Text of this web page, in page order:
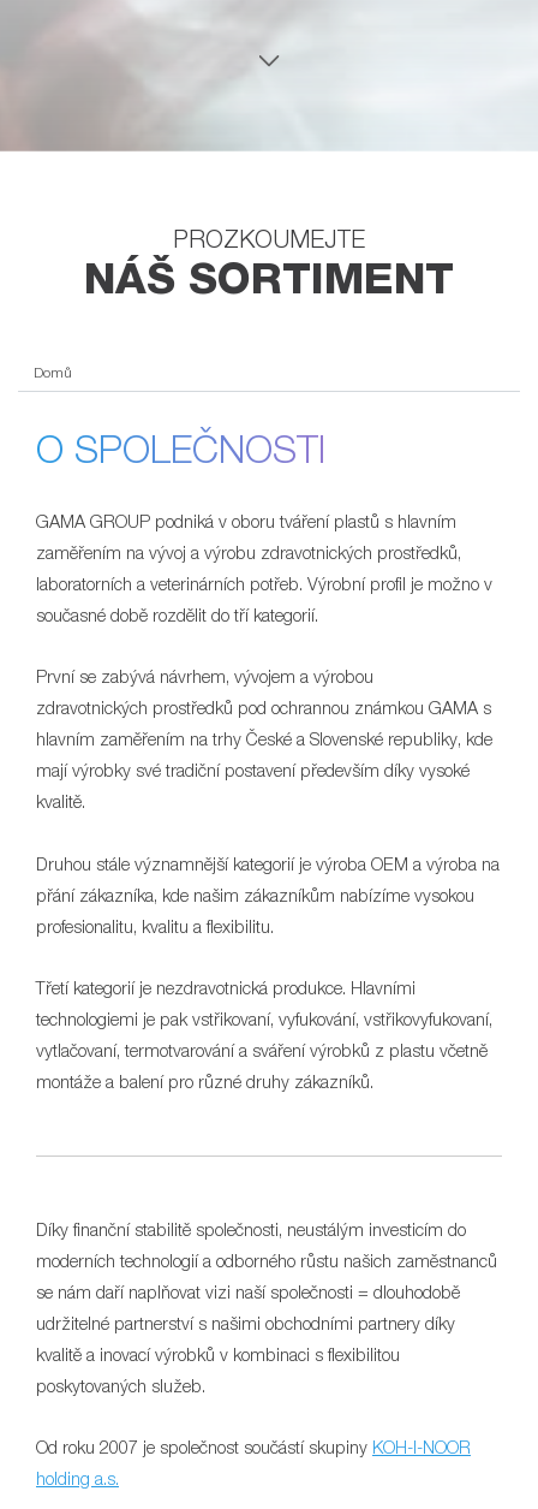
PROZKOUMEJTE
NÁŠ SORTIMENT
Domů
O SPOLEČNOSTI
GAMA GROUP podniká v oboru tváření plastů s hlavním
zaměřením na vývoj a výrobu zdravotnických prostředků,
laboratorních a veterinárních potřeb. Výrobní profil je možno v
současné době rozdělit do tří kategorií.
První se zabývá návrhem, vývojem a výrobou
zdravotnických prostředků pod ochrannou známkou GAMA s
hlavním zaměřením na trhy České a Slovenské republiky, kde
mají výrobky své tradiční postavení především díky vysoké
kvalitě.
Druhou stále významnější kategorií je výroba OEM a výroba na
přání zákazníka, kde našim zákazníkům nabízíme vysokou
profesionalitu, kvalitu a flexibilitu.
Třetí kategorií je nezdravotnická produkce. Hlavními
technologiemi je pak vstřikovaní, vyfukování, vstřikovyfukovaní,
vytlačovaní, termotvarování a sváření výrobků z plastu včetně
montáže a balení pro různé druhy zákazníků.
Díky finanční stabilitě společnosti, neustálým investicím do
moderních technologií a odborného růstu našich zaměstnanců
se nám daří naplňovat vizi naší společnosti = dlouhodobě
udržitelné partnerství s našimi obchodními partnery díky
kvalitě a inovací výrobků v kombinaci s flexibilitou
poskytovaných služeb.
Od roku 2007 je společnost součástí skupiny KOH-I-NOOR
holding a.s.